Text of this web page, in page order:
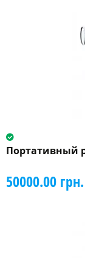
Портативный
50000.00 грн.